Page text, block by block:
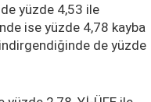
yüzde 4,53 ile
ise yüzde 4,78 kayba
de yüzde